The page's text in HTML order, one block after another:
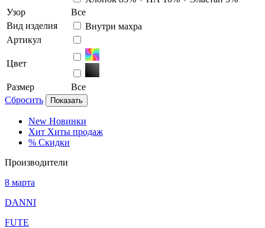
Узор
Все
Вид изделия
Внутри махра
Артикул
Цвет
Размер
Все
Сбросить
Показать
New Новинки
Хит Хиты продаж
% Скидки
Производители
8 марта
DANNI
FUTE